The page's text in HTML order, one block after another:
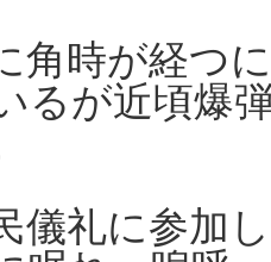
角時が経つ
るが近頃爆
儀礼に参加